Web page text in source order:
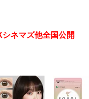
ネマズ他全国公開